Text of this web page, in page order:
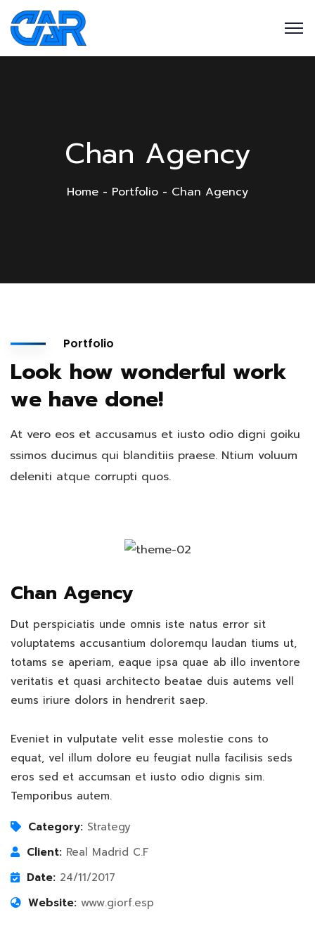
Chan Agency
Home Portfolio Chan Agency
Portfolio
Look how wonderful work
we have done!
At vero eos et accusamus et iusto odio digni goiku
ssimos ducimus qui blanditiis praese. Ntium voluum
deleniti atque corrupti quos.
Chan Agency
Dut perspiciatis unde omnis iste natus error sit
voluptatems accusantium doloremqu laudan tiums ut,
totams se aperiam, eaque ipsa quae ab illo inventore
veritatis et quasi architecto beatae duis autems vell
eums iriure dolors in hendrerit saep.
Eveniet in vulputate velit esse molestie cons to
equat, vel illum dolore eu feugiat nulla facilisis seds
eros sed et accumsan et iusto odio dignis sim.
Temporibus autem.
Category: Strategy
Client: Real Madrid C.F
Date: 24/11/2017
Website: www.giorf.esp